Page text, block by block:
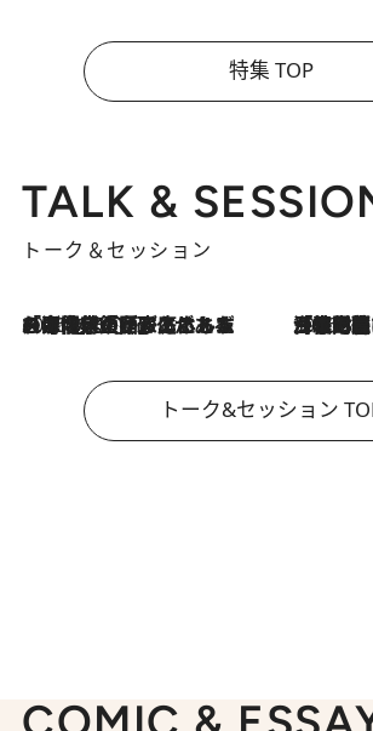
特集 TOP
TALK &
トーク＆セッション
2026.8.3
「今後値上げがあるとすれば…」「リスクがあるのは今年の冬」エネルギー専門家が語る、ホルムズ海峡封鎖が家庭にもたらす“ある心配” 2026.8.3
「住宅建てられない…」「サーチャージ料の高値が続いている」ホルムズ海峡封鎖に
トーク&セッション